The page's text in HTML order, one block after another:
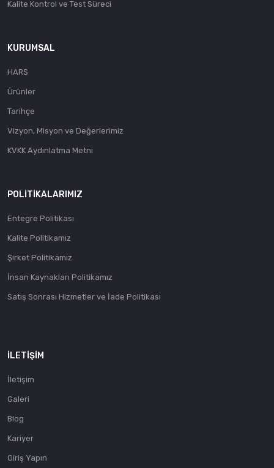
Kalite Kontrol ve Test Süreci
KURUMSAL
HARS
Ürünler
Tarihçe
Vizyon, Misyon ve Değerlerimiz
KVKK Aydınlatma Metni
POLITIKALARIMIZ
Entegre Politikası
Kalite Politikamız
Şirket Politikamız
İnsan Kaynakları Politikamız
Satış Sonrası Hizmetler ve İade Politikası
İLETIŞIM
İletişim
Galeri
Blog
Kariyer
Giriş Yapın